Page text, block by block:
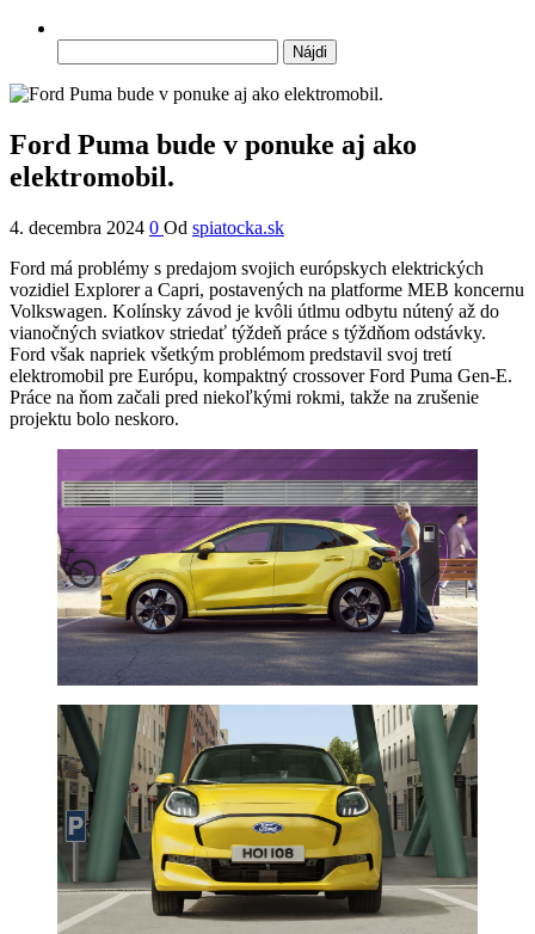
Ford Puma bude v ponuke aj ako
elektromobil.
4. decembra 2024 0 Od spiatocka.sk
Ford má problémy s predajom svojich európskych elektrických
vozidiel Explorer a Capri, postavených na platforme MEB koncernu
Volkswagen. Kolínsky závod je kvôli útlmu odbytu nútený až do
vianočných sviatkov striedať týždeň práce s týždňom odstávky.
Ford však napriek všetkým problémom predstavil svoj tretí
elektromobil pre Európu, kompaktný crossover Ford Puma Gen-E.
Práce na ňom začali pred niekoľkými rokmi, takže na zrušenie
projektu bolo neskoro.